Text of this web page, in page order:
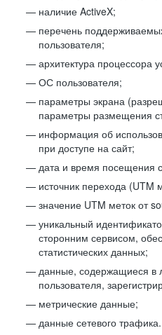
наличие ActiveX;
перечень
пользователя;
архитектура процессора
ОС пользователя;
параметры экрана
параметры размещения
информация об
при доступе на сайт;
дата и время посещения
источник перехода (UTM
значение UTM меток от
уникальный
сторонним сервисом,
статистических данных;
данные, содержащиеся в
пользователя,
метрические данные;
данные сетевого трафика.